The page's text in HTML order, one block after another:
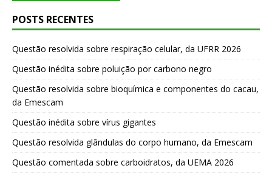
POSTS RECENTES
Questão resolvida sobre respiração celular, da UFRR 2026
Questão inédita sobre poluição por carbono negro
Questão resolvida sobre bioquímica e componentes do cacau,
da Emescam
Questão inédita sobre vírus gigantes
Questão resolvida glândulas do corpo humano, da Emescam
Questão comentada sobre carboidratos, da UEMA 2026